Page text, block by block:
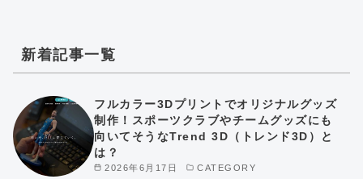
新着記事一覧
2026年6月17日 CATEGORY
フルカラー3Dプリントでオリジナルグッズ
制作！スポーツクラブやチームグッズにも
向いてそうなTrend 3D（トレンド3D）と
は？